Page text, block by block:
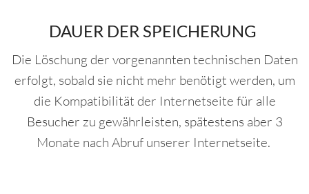
DAUER DER SPEICHERUNG
Die Löschung der vorgenannten technischen Daten
erfolgt, sobald sie nicht mehr benötigt werden, um
die Kompatibilität der Internetseite für alle
Besucher zu gewährleisten, spätestens aber 3
Monate nach Abruf unserer Internetseite.